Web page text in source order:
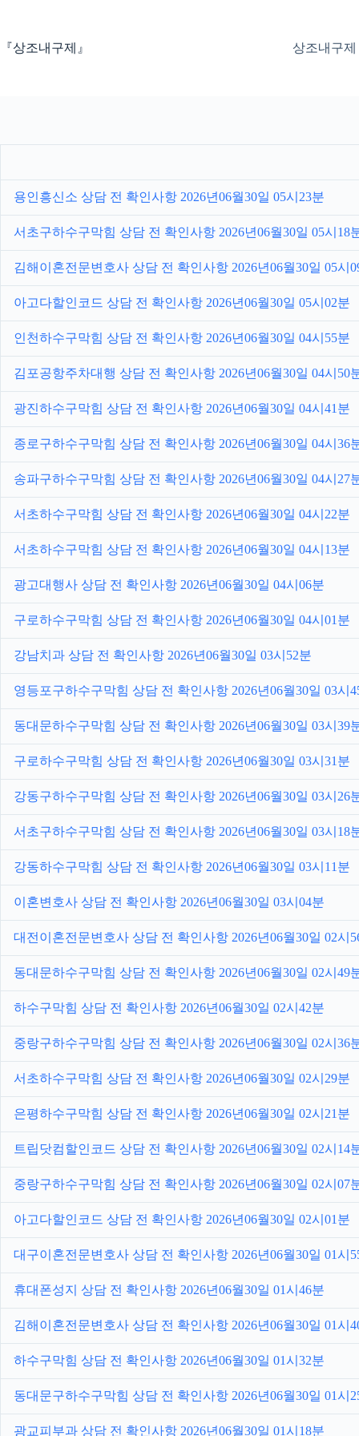
으『상조내구제』 상조내구제
용인흥신소 상담 전 확인사항 2026년06월30일 05시23분
서초구하수구막힘 상담 전 확인사항 2026년06월30일 05시18
김해이혼전문변호사 상담 전 확인사항 2026년06월30일 05시
아고다할인코드 상담 전 확인사항 2026년06월30일 05시02분
인천하수구막힘 상담 전 확인사항 2026년06월30일 04시55분
김포공항주차대행 상담 전 확인사항 2026년06월30일 04시50
광진하수구막힘 상담 전 확인사항 2026년06월30일 04시41분
종로구하수구막힘 상담 전 확인사항 2026년06월30일 04시36
송파구하수구막힘 상담 전 확인사항 2026년06월30일 04시27
서초하수구막힘 상담 전 확인사항 2026년06월30일 04시22분
서초하수구막힘 상담 전 확인사항 2026년06월30일 04시13분
광고대행사 상담 전 확인사항 2026년06월30일 04시06분
구로하수구막힘 상담 전 확인사항 2026년06월30일 04시01분
강남치과 상담 전 확인사항 2026년06월30일 03시52분
영등포구하수구막힘 상담 전 확인사항 2026년06월30일 03시
동대문하수구막힘 상담 전 확인사항 2026년06월30일 03시39
구로하수구막힘 상담 전 확인사항 2026년06월30일 03시31분
강동구하수구막힘 상담 전 확인사항 2026년06월30일 03시26
서초구하수구막힘 상담 전 확인사항 2026년06월30일 03시18
강동하수구막힘 상담 전 확인사항 2026년06월30일 03시11분
이혼변호사 상담 전 확인사항 2026년06월30일 03시04분
대전이혼전문변호사 상담 전 확인사항 2026년06월30일 02시
동대문하수구막힘 상담 전 확인사항 2026년06월30일 02시49
하수구막힘 상담 전 확인사항 2026년06월30일 02시42분
중랑구하수구막힘 상담 전 확인사항 2026년06월30일 02시36
서초하수구막힘 상담 전 확인사항 2026년06월30일 02시29분
은평하수구막힘 상담 전 확인사항 2026년06월30일 02시21분
트립닷컴할인코드 상담 전 확인사항 2026년06월30일 02시14
중랑구하수구막힘 상담 전 확인사항 2026년06월30일 02시07
아고다할인코드 상담 전 확인사항 2026년06월30일 02시01분
대구이혼전문변호사 상담 전 확인사항 2026년06월30일 01시
휴대폰성지 상담 전 확인사항 2026년06월30일 01시46분
김해이혼전문변호사 상담 전 확인사항 2026년06월30일 01시
하수구막힘 상담 전 확인사항 2026년06월30일 01시32분
동대문구하수구막힘 상담 전 확인사항 2026년06월30일 01시
광교피부과 상담 전 확인사항 2026년06월30일 01시18분